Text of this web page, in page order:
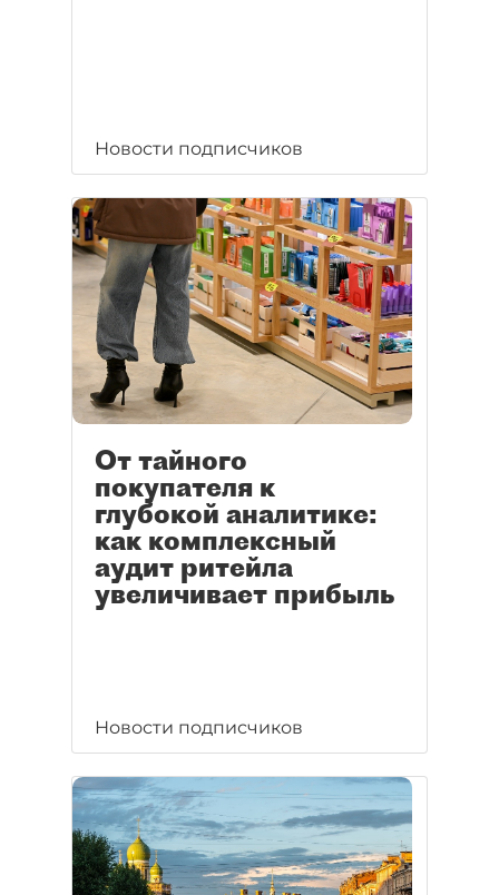
Новости подписчиков
От тайного
покупателя к
глубокой аналитике:
как комплексный
аудит ритейла
увеличивает прибыль
Новости подписчиков